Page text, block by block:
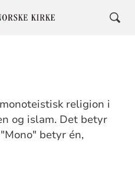
religion i
og islam. Det betyr
betyr én,